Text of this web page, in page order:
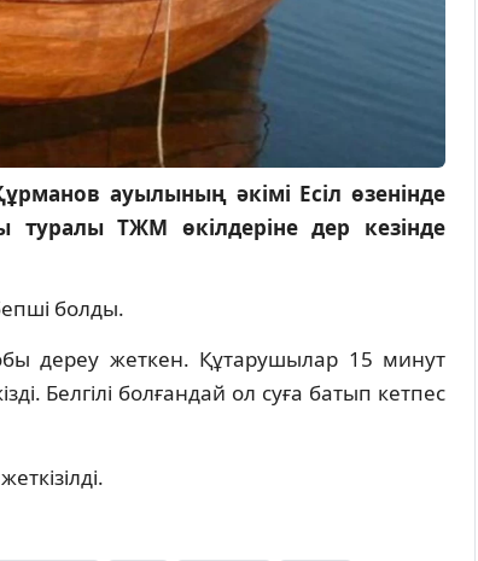
ауылының әкімі Есіл өзенінде
ТЖМ өкілдеріне дер кезінде
болды.
дереу жеткен. Құтарушылар 15 минут
Белгілі болғандай ол суға батып кетпес